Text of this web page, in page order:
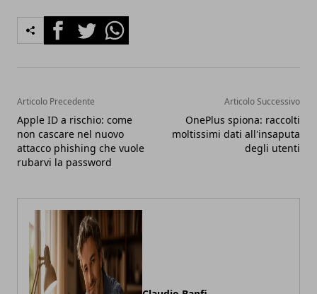
FacebookTwitterWhatsapp
Articolo Precedente
Apple ID a rischio: come
non cascare nel nuovo
attacco phishing che vuole
rubarvi la password
Articolo Successivo
OnePlus spiona: raccolti
moltissimi dati all'insaputa
degli utenti